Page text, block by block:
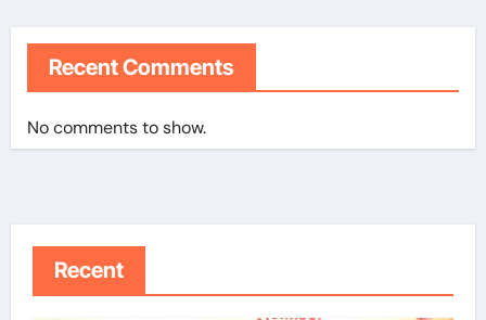
Recent Comments
No comments to show.
Recent